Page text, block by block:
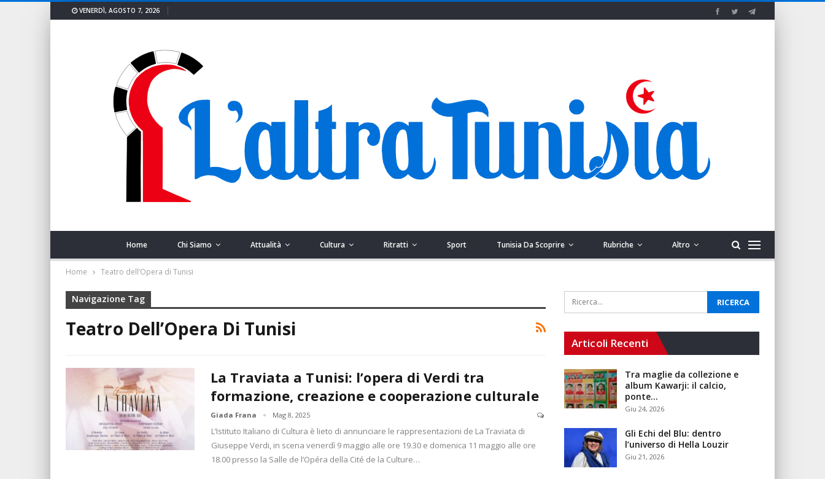
VENERDÌ, AGOSTO 7, 2026
Home Chi Siamo Attualità Cultura Ritratti Sport Tunisia Da Scoprire Rubriche Altro
Home Teatro dell’Opera di Tunisi
Navigazione Tag
Teatro Dell’Opera Di Tunisi
La Traviata a Tunisi: l’opera di Verdi tra
formazione, creazione e cooperazione culturale
Giada Frana Mag 8, 2025
L’Istituto Italiano di Cultura è lieto di annunciare le rappresentazioni de La Traviata di
Giuseppe Verdi, in scena venerdì 9 maggio alle ore 19.30 e domenica 11 maggio alle ore
18.00 presso la Salle de l’Opéra della Cité de la Culture…
Articoli Recenti
Tra maglie da collezione e
album Kawarji: il calcio,
ponte…
Giu 24, 2026
Gli Echi del Blu: dentro
l’universo di Hella Louzir
Giu 21, 2026